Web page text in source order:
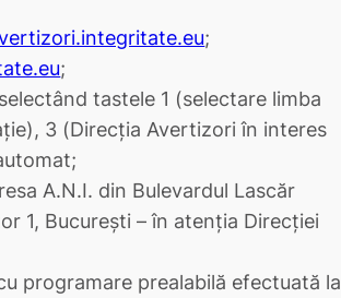
;
;
tastele 1 (selectare limba
3 (Direcția Avertizori în interes
A.N.I. din Bulevardul Lascăr
1, București – în atenția Direcției
programare prealabilă efectuată la